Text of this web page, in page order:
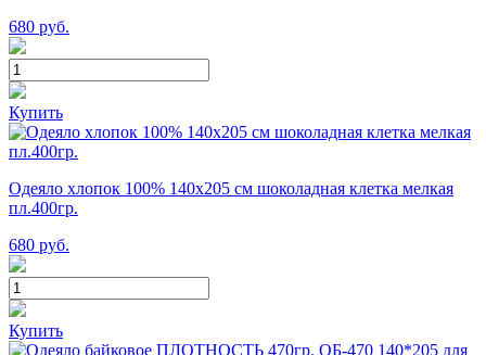
680 руб.
Купить
Одеяло хлопок 100% 140х205 см шоколадная клетка мелкая
пл.400гр.
680 руб.
Купить